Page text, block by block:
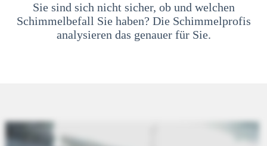
Sie sind sich nicht sicher, ob und welchen
Schimmelbefall Sie haben? Die Schimmelprofis
analysieren das genauer für Sie.